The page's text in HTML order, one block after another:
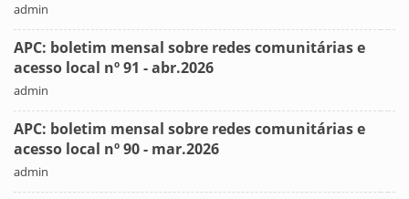
admin
APC: boletim mensal sobre redes comunitárias e
acesso local nº 91 - abr.2026
admin
APC: boletim mensal sobre redes comunitárias e
acesso local nº 90 - mar.2026
admin